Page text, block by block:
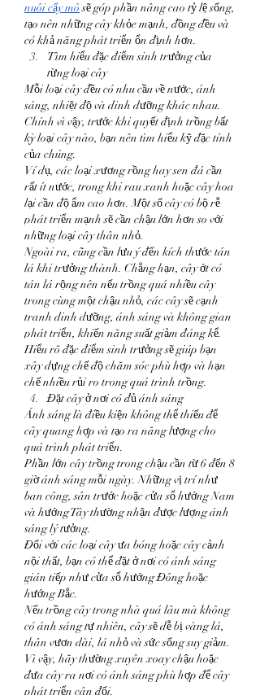
nuôi cấy mô sẽ góp phần nâng cao tỷ lệ sống,
tạo nên những cây khỏe mạnh, đồng đều và
có khả năng phát triển ổn định hơn.
Tìm hiểu đặc điểm sinh trưởng của
từng loại cây
Mỗi loại cây đều có nhu cầu về nước, ánh
sáng, nhiệt độ và dinh dưỡng khác nhau.
Chính vì vậy, trước khi quyết định trồng bất
kỳ loại cây nào, bạn nên tìm hiểu kỹ đặc tính
của chúng.
Ví dụ, các loại xương rồng hay sen đá cần
rất ít nước, trong khi rau xanh hoặc cây hoa
lại cần độ ẩm cao hơn. Một số cây có bộ rễ
phát triển mạnh sẽ cần chậu lớn hơn so với
những loại cây thân nhỏ.
Ngoài ra, cũng cần lưu ý đến kích thước tán
lá khi trưởng thành. Chẳng hạn, cây ớt có
tán lá rộng nên nếu trồng quá nhiều cây
trong cùng một chậu nhỏ, các cây sẽ cạnh
tranh dinh dưỡng, ánh sáng và không gian
phát triển, khiến năng suất giảm đáng kể.
Hiểu rõ đặc điểm sinh trưởng sẽ giúp bạn
xây dựng chế độ chăm sóc phù hợp và hạn
chế nhiều rủi ro trong quá trình trồng.
Đặt cây ở nơi có đủ ánh sáng
Ánh sáng là điều kiện không thể thiếu để
cây quang hợp và tạo ra năng lượng cho
quá trình phát triển.
Phần lớn cây trồng trong chậu cần từ 6 đến 8
giờ ánh sáng mỗi ngày. Những vị trí như
ban công, sân trước hoặc cửa sổ hướng Nam
và hướng Tây thường nhận được lượng ánh
sáng lý tưởng.
Đối với các loại cây ưa bóng hoặc cây cảnh
nội thất, bạn có thể đặt ở nơi có ánh sáng
gián tiếp như cửa sổ hướng Đông hoặc
hướng Bắc.
Nếu trồng cây trong nhà quá lâu mà không
có ánh sáng tự nhiên, cây sẽ dễ bị vàng lá,
thân vươn dài, lá nhỏ và sức sống suy giảm.
Vì vậy, hãy thường xuyên xoay chậu hoặc
đưa cây ra nơi có ánh sáng phù hợp để cây
phát triển cân đối.